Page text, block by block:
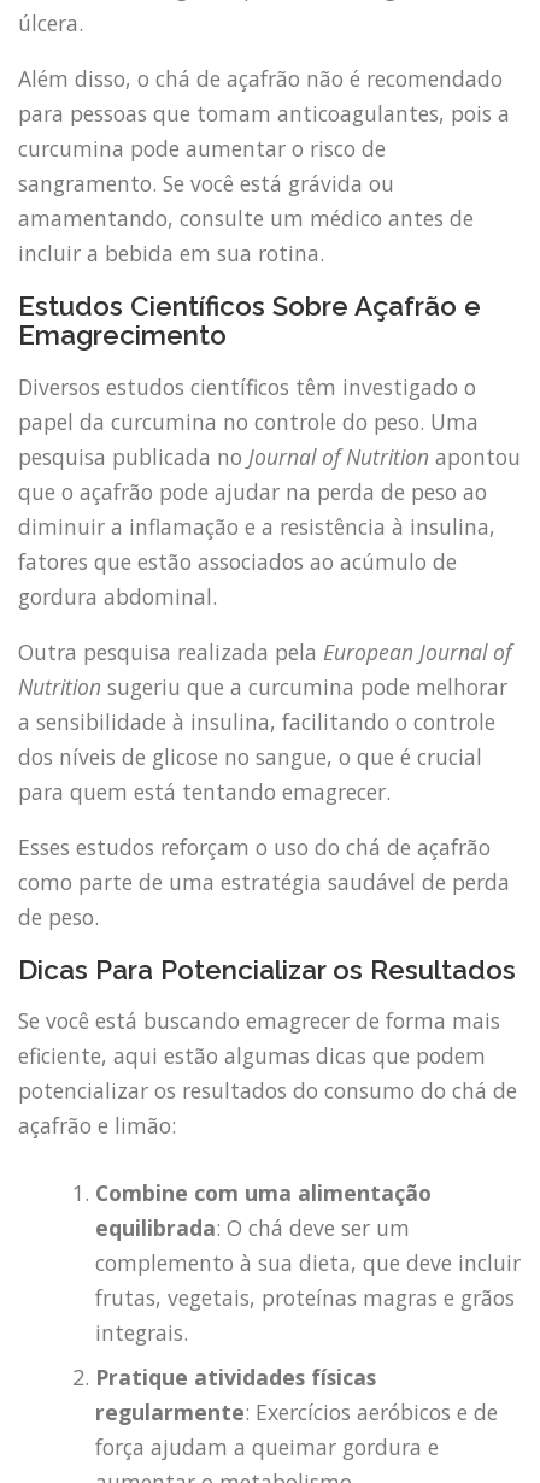
úlcera.
Além disso, o chá de açafrão não é recomendado
para pessoas que tomam anticoagulantes, pois a
curcumina pode aumentar o risco de
sangramento. Se você está grávida ou
amamentando, consulte um médico antes de
incluir a bebida em sua rotina.
Estudos Científicos Sobre Açafrão e
Emagrecimento
Diversos estudos científicos têm investigado o
papel da curcumina no controle do peso. Uma
pesquisa publicada no Journal of Nutrition apontou
que o açafrão pode ajudar na perda de peso ao
diminuir a inflamação e a resistência à insulina,
fatores que estão associados ao acúmulo de
gordura abdominal.
Outra pesquisa realizada pela European Journal of
Nutrition sugeriu que a curcumina pode melhorar
a sensibilidade à insulina, facilitando o controle
dos níveis de glicose no sangue, o que é crucial
para quem está tentando emagrecer.
Esses estudos reforçam o uso do chá de açafrão
como parte de uma estratégia saudável de perda
de peso.
Dicas Para Potencializar os Resultados
Se você está buscando emagrecer de forma mais
eficiente, aqui estão algumas dicas que podem
potencializar os resultados do consumo do chá de
açafrão e limão:
Combine com uma alimentação
equilibrada: O chá deve ser um
complemento à sua dieta, que deve incluir
frutas, vegetais, proteínas magras e grãos
integrais.
Pratique atividades físicas
regularmente: Exercícios aeróbicos e de
força ajudam a queimar gordura e